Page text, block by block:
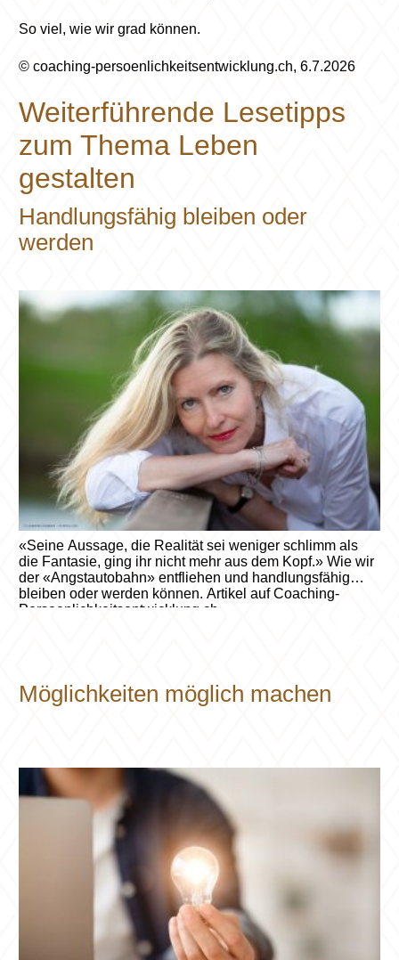
So viel, wie wir grad können.
© coaching-persoenlichkeitsentwicklung.ch, 6.7.2026
Weiterführende Lesetipps
zum Thema Leben
gestalten
Handlungsfähig bleiben oder
werden
«Seine Aussage, die Realität sei weniger schlimm als
die Fantasie, ging ihr nicht mehr aus dem Kopf.» Wie wir
der «Angstautobahn» entfliehen und handlungsfähig
bleiben oder werden können. Artikel auf Coaching-
Persoenlichkeitsentwicklung.ch
Möglichkeiten möglich machen